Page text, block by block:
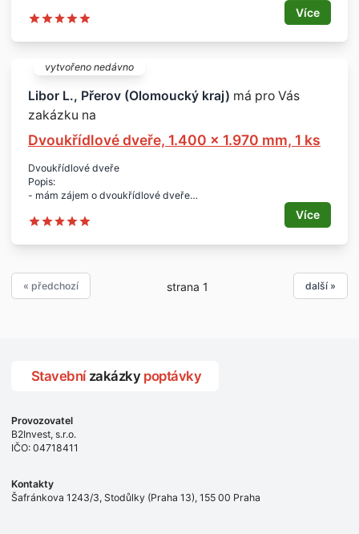
- bezpečnostní typ
Materiál:
- dřevěné - dub
Rozměry:
- 80 x 195 cm
- Přerov
Více
vytvořeno nedávno
Libor L., Přerov (Olomoucký kraj) má pro Vás
zakázku na
Dvoukřídlové dveře, 1.400 x 1.970 mm, 1 ks
Dvoukřídlové dveře
Popis:
- mám zájem o dvoukřídlové dveře
- orientace pravé
- 1 ks
Lokalita:
Více
« předchozí strana 1 další »
Stavební zakázky poptávky
Provozovatel
B2Invest, s.r.o.
IČO: 04718411
Kontakty
Šafránkova 1243/3, Stodůlky (Praha 13), 155 00 Praha